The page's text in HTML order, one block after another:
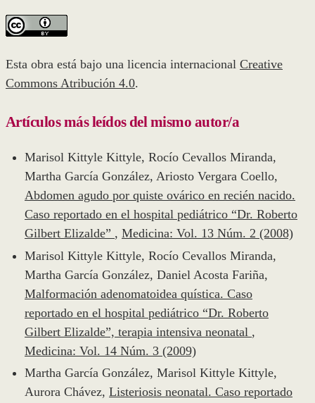
Esta obra está bajo una licencia internacional Creative
Commons Atribución 4.0.
Artículos más leídos del mismo autor/a
Marisol Kittyle Kittyle, Rocío Cevallos Miranda,
Martha García González, Ariosto Vergara Coello,
Abdomen agudo por quiste ovárico en recién nacido.
Caso reportado en el hospital pediátrico “Dr. Roberto
Gilbert Elizalde” , Medicina: Vol. 13 Núm. 2 (2008)
Marisol Kittyle Kittyle, Rocío Cevallos Miranda,
Martha García González, Daniel Acosta Fariña,
Malformación adenomatoidea quística. Caso
reportado en el hospital pediátrico “Dr. Roberto
Gilbert Elizalde”, terapia intensiva neonatal ,
Medicina: Vol. 14 Núm. 3 (2009)
Martha García González, Marisol Kittyle Kittyle,
Aurora Chávez, Listeriosis neonatal. Caso reportado